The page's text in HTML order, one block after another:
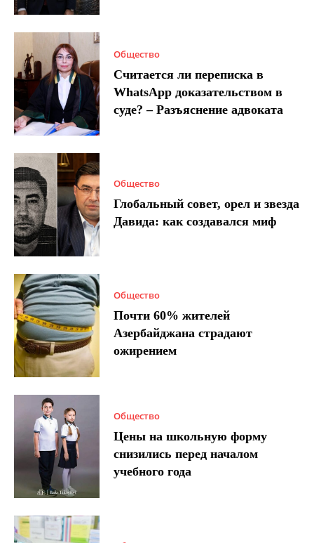
Общество
Считается ли переписка в
WhatsApp доказательством в
суде? – Разъяснение адвоката
Общество
Глобальный совет, орел и звезда
Давида: как создавался миф
Общество
Почти 60% жителей
Азербайджана страдают
ожирением
Общество
Цены на школьную форму
снизились перед началом
учебного года